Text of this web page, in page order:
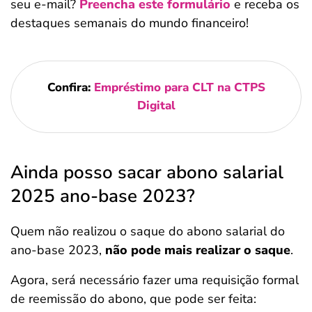
seu e-mail? Preencha este formulário e receba os
destaques semanais do mundo financeiro!
Confira: Empréstimo para CLT na CTPS
Digital
Ainda posso sacar abono salarial
2025 ano-base 2023?
Quem não realizou o saque do abono salarial do
ano-base 2023, não pode mais realizar o saque.
Agora, será necessário fazer uma requisição formal
de reemissão do abono, que pode ser feita: